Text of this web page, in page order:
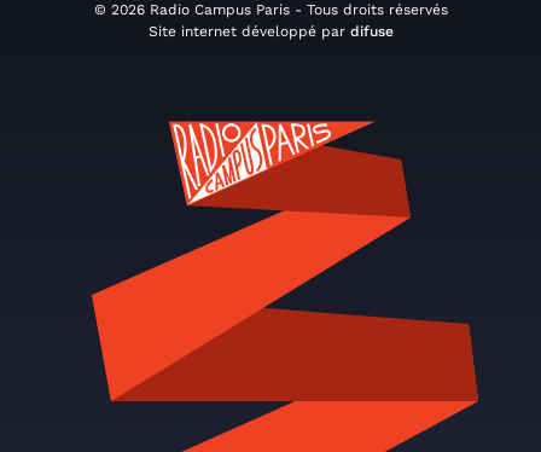
© 2026 Radio Campus Paris - Tous droits réservés
Site internet développé par difuse